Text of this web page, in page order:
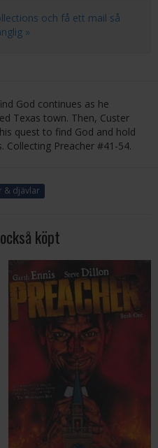
och få ett mail så
»
God continues as he
Texas town. Then, Custer
quest to find God and hold
Collecting Preacher #41-54.
& djävlar
köpt